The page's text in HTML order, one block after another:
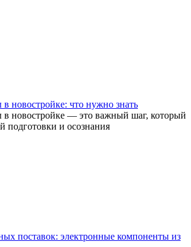
новостройке: что нужно знать
в новостройке — это важный шаг, который
подготовки и осознания
поставок: электронные компоненты из